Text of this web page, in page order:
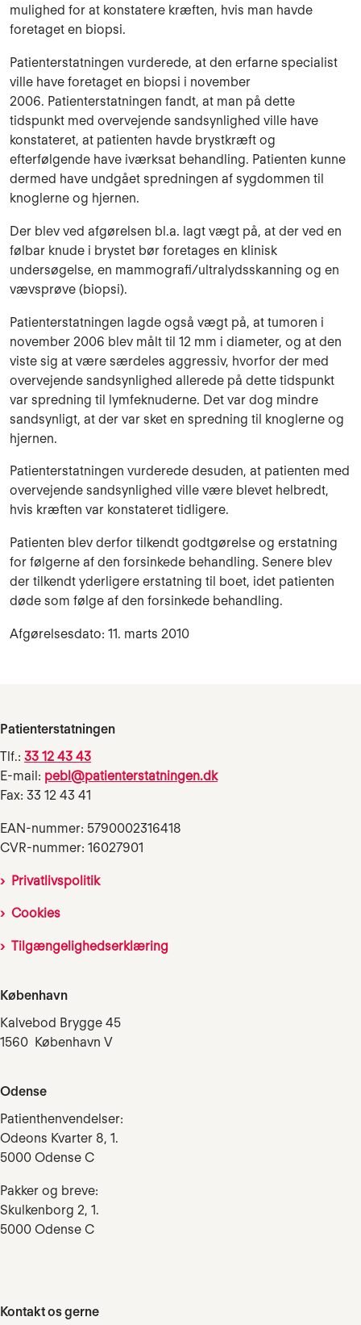
mulighed for at konstatere kræften, hvis man havde
foretaget en biopsi.
Patienterstatningen vurderede, at den erfarne specialist
ville have foretaget en biopsi i november
2006. Patienterstatningen fandt, at man på dette
tidspunkt med overvejende sandsynlighed ville have
konstateret, at patienten havde brystkræft og
efterfølgende have iværksat behandling. Patienten kunne
dermed have undgået spredningen af sygdommen til
knoglerne og hjernen.
Der blev ved afgørelsen bl.a. lagt vægt på, at der ved en
følbar knude i brystet bør foretages en klinisk
undersøgelse, en mammografi/ultralydsskanning og en
vævsprøve (biopsi).
Patienterstatningen lagde også vægt på, at tumoren i
november 2006 blev målt til 12 mm i diameter, og at den
viste sig at være særdeles aggressiv, hvorfor der med
overvejende sandsynlighed allerede på dette tidspunkt
var spredning til lymfeknuderne. Det var dog mindre
sandsynligt, at der var sket en spredning til knoglerne og
hjernen.
Patienterstatningen vurderede desuden, at patienten med
overvejende sandsynlighed ville være blevet helbredt,
hvis kræften var konstateret tidligere.
Patienten blev derfor tilkendt godtgørelse og erstatning
for følgerne af den forsinkede behandling. Senere blev
der tilkendt yderligere erstatning til boet, idet patienten
døde som følge af den forsinkede behandling.
Afgørelsesdato: 11. marts 2010
Patienterstatningen
Tlf.: 33 12 43 43
E-mail: pebl@patienterstatningen.dk
Fax: 33 12 43 41
EAN-nummer: 5790002316418
CVR-nummer: 16027901
Privatlivspolitik
Cookies
Tilgængelighedserklæring
København
Kalvebod Brygge 45
1560 København V
Odense
Patienthenvendelser:
Odeons Kvarter 8, 1.
5000 Odense C
Pakker og breve:
Skulkenborg 2, 1.
5000 Odense C
Kontakt os gerne